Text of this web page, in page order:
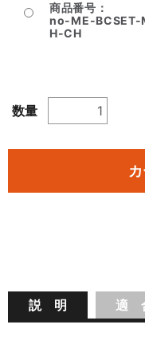
商品番号：
no-ME-BCSET-
H-CH
数量
説 明 適